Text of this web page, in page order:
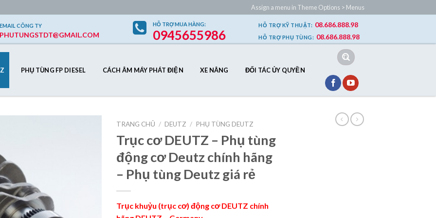
Assign a menu in Theme Options > Menus
EMAIL CÔNG TY
PHUTUNGSTDT@GMAIL.COM
HỖ TRỢMUA HÀNG:
0945655986
HỖ TRỢKỸ THUẬT: 08.686.888.98
HỖ TRỢPHỤ TÙNG: 08.686.888.98
PHỤ TÙNG FP DIESEL CÁCH ÂM MÁY PHÁT ĐIỆN XE NÂNG ĐỐI TÁC ỦY QUYỀN
Tìm
kiếm:
TRANG CHỦ / DEUTZ / PHỤ TÙNG DEUTZ
Trục cơ DEUTZ – Phụ tùng
động cơ Deutz chính hãng
– Phụ tùng Deutz giá rẻ
Trục khuỷu (trục cơ) động cơ DEUTZ chính